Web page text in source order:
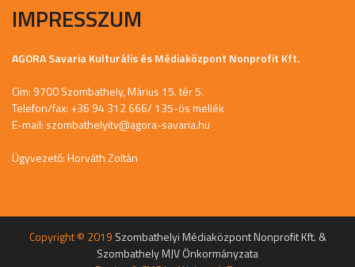
IMPRESSZUM
AGORA Savaria Kulturális és Médiaközpont Nonprofit Kft.
Cím: 9700 Szombathely, Márius 15. tér 5.
Telefon/fax: +36 94 312 666/ 135-ös mellék
E-mail: szombathelyitv@agora-savaria.hu
Ügyvezető: Horváth Zoltán
Copyright © 2019 Szombathelyi Médiaközpont Nonprofit Kft. &
Szombathely MJV Önkormányzata